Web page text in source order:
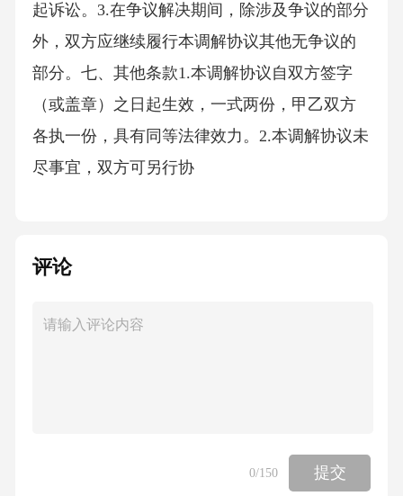
起诉讼。3.在争议解决期间，除涉及争议的部分
外，双方应继续履行本调解协议其他无争议的
部分。七、其他条款1.本调解协议自双方签字
（或盖章）之日起生效，一式两份，甲乙双方
各执一份，具有同等法律效力。2.本调解协议未
尽事宜，双方可另行协
评论
0/150 提交